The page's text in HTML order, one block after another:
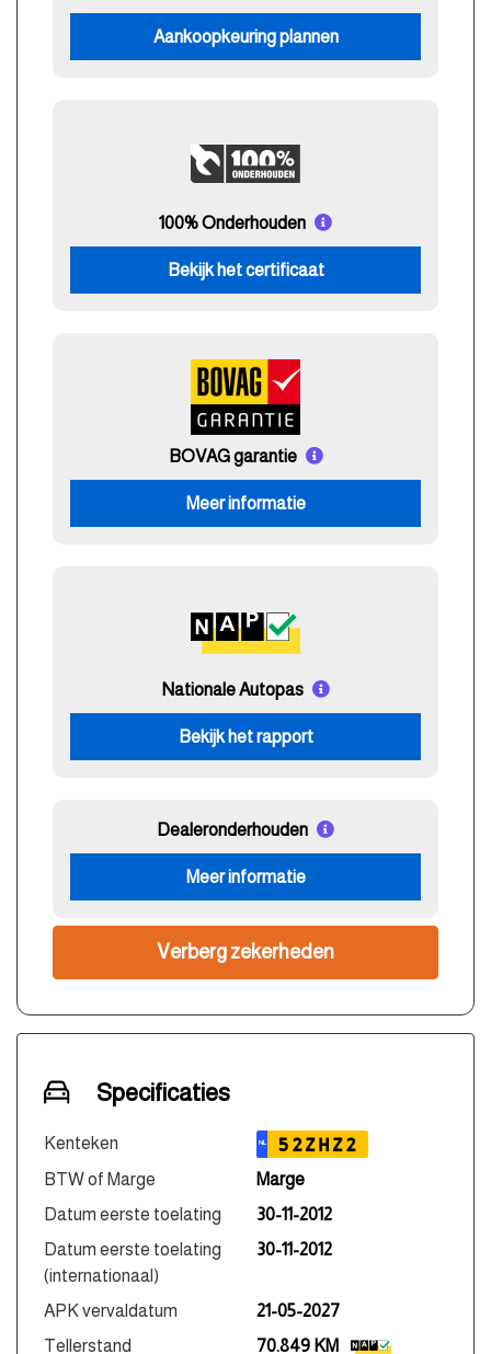
Aankoopkeuring plannen
100% Onderhouden
Bekijk het certificaat
BOVAG garantie
Meer informatie
Nationale Autopas
Bekijk het rapport
Dealeronderhouden
Meer informatie
Verberg zekerheden
Specificaties
Kenteken NL 52ZHZ2
BTW of Marge
Marge
Datum eerste toelating
30-11-2012
Datum eerste toelating
(internationaal)
30-11-2012
APK vervaldatum
21-05-2027
Tellerstand
70.849 KM